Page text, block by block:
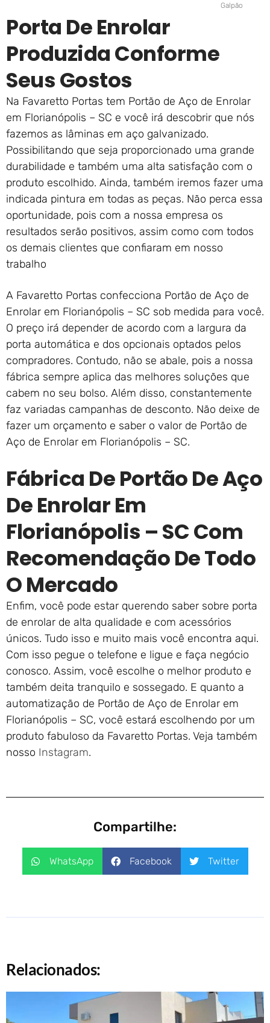
Galpão
Porta De Enrolar
Produzida Conforme
Seus Gostos
Na Favaretto Portas tem Portão de Aço de Enrolar
em Florianópolis – SC e você irá descobrir que nós
fazemos as lâminas em aço galvanizado.
Possibilitando que seja proporcionado uma grande
durabilidade e também uma alta satisfação com o
produto escolhido. Ainda, também iremos fazer uma
indicada pintura em todas as peças. Não perca essa
oportunidade, pois com a nossa empresa os
resultados serão positivos, assim como com todos
os demais clientes que confiaram em nosso
trabalho
A Favaretto Portas confecciona Portão de Aço de
Enrolar em Florianópolis – SC sob medida para você.
O preço irá depender de acordo com a largura da
porta automática e dos opcionais optados pelos
compradores. Contudo, não se abale, pois a nossa
fábrica sempre aplica das melhores soluções que
cabem no seu bolso. Além disso, constantemente
faz variadas campanhas de desconto. Não deixe de
fazer um orçamento e saber o valor de Portão de
Aço de Enrolar em Florianópolis – SC.
Fábrica De Portão De Aço
De Enrolar Em
Florianópolis – SC Com
Recomendação De Todo
O Mercado
Enfim, você pode estar querendo saber sobre porta
de enrolar de alta qualidade e com acessórios
únicos. Tudo isso e muito mais você encontra aqui.
Com isso pegue o telefone e ligue e faça negócio
conosco. Assim, você escolhe o melhor produto e
também deita tranquilo e sossegado. E quanto a
automatização de Portão de Aço de Enrolar em
Florianópolis – SC, você estará escolhendo por um
produto fabuloso da Favaretto Portas. Veja também
nosso Instagram.
Compartilhe:
WhatsApp Facebook Twitter
Relacionados: